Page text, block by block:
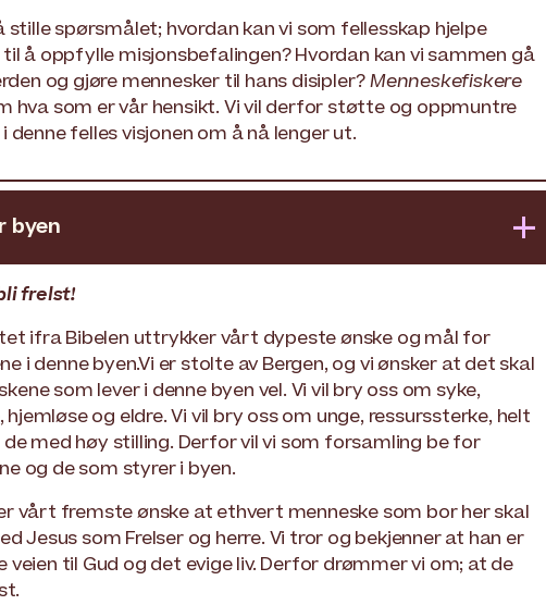
stille spørsmålet; hvordan kan vi som fellesskap hjelpe
å oppfylle misjonsbefalingen? Hvordan kan vi sammen gå
og gjøre mennesker til hans disipler?Menneskefiskere
hva som er vår hensikt. Vi vil derfor støtte og oppmuntre
denne felles visjonen om å nå lenger ut.
byen +
frelst!
ifra Bibelen uttrykker vårt dypeste ønske og mål for
i denne byen.Vi er stolte av Bergen, og vi ønsker at det skal
som lever i denne byen vel. Vi vil bry oss om syke,
hjemløse og eldre. Vi vil bry oss om unge, ressurssterke, helt
med høy stilling. Derfor vil vi som forsamling be for
og de som styrer i byen.
vårt fremste ønske at ethvert menneske som bor her skal
Jesus som Frelser og herre. Vi tror og bekjenner at han er
veien til Gud og det evige liv. Derfor drømmer vi om; at de